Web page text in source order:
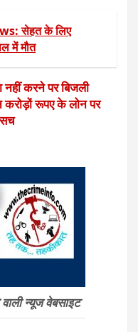
सेहत के लिए
में मौत
नहीं करने पर बिजली
रूपए के लोन पर
न्यूज वेबसाइट